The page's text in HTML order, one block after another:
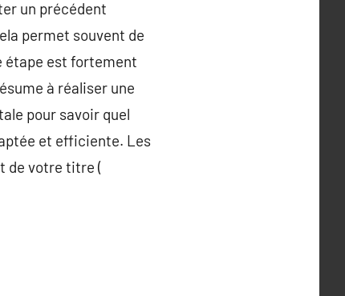
un précédent
permet souvent de
étape est fortement
à réaliser une
pour savoir quel
et efficiente. Les
de votre titre (